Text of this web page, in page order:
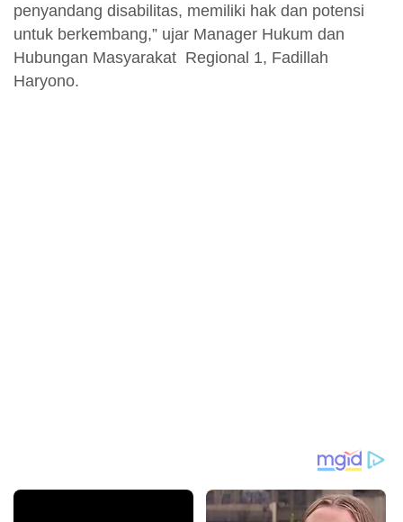
penyandang disabilitas, memiliki hak dan potensi
untuk berkembang,” ujar Manager Hukum dan
Hubungan Masyarakat Regional 1, Fadillah
Haryono.